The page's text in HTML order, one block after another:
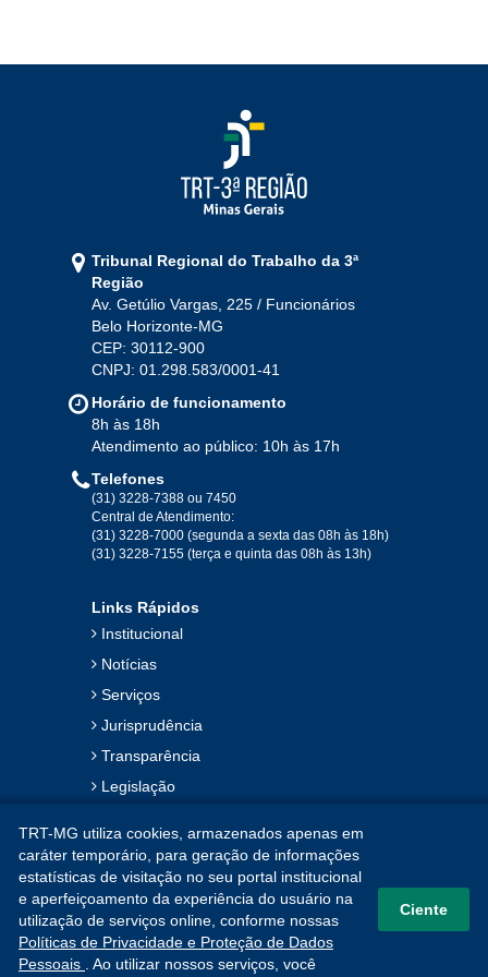
Nov
2021
Ago
Set Out Nov Dez
Set
2019
Fev Mar Abr Mai Jun
Jul
Fev
Set Out
Jan Fev Mar Abr Mai Jun
Ago
Set Out Nov Dez
2016
Tribunal Regional do Trabalho da 3ª
Região
Av. Getúlio Vargas, 225 / Funcionários
Belo Horizonte-MG
CEP: 30112-900
CNPJ: 01.298.583/0001-41
Horário de funcionamento
8h às 18h
Atendimento ao público: 10h às 17h
Telefones
(31) 3228-7388 ou 7450
Central de Atendimento:
(31) 3228-7000 (segunda a sexta das 08h às 18h)
(31) 3228-7155 (terça e quinta das 08h às 13h)
Links Rápidos
Institucional
Notícias
Serviços
Jurisprudência
Transparência
Legislação
Contato
Mapa do Site
TRT-MG utiliza cookies, armazenados apenas em
caráter temporário, para geração de informações
estatísticas de visitação no seu portal institucional
e aperfeiçoamento da experiência do usuário na
utilização de serviços online, conforme nossas
Políticas de Privacidade e Proteção de Dados
Pessoais
. Ao utilizar nossos serviços, você
Ciente